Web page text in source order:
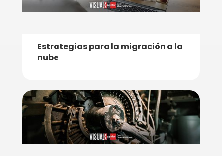
Estrategias para la migración a la
nube